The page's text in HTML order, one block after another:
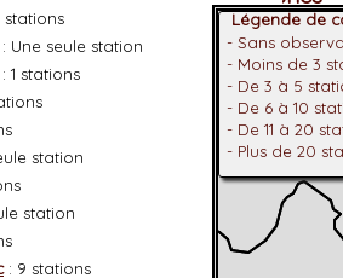
: Une seule station
: 1 stations
station
station
: 9 stations
Légende de
- Sans
- Moins de 3
- De 3 à 5
- De 6 à 10
- De 11 à 20
- Plus de 20